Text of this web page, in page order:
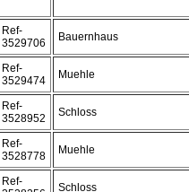
Ref-
3529706
Bauernhaus
Ref-
3529474
Muehle
Ref-
3528952
Schloss
Ref-
3528778
Muehle
Ref-
Schloss